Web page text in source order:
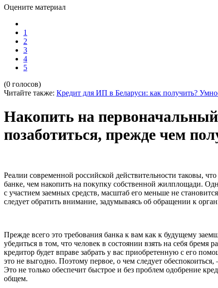
Оцените материал
1
2
3
4
5
(0 голосов)
Читайте также: Кредит для ИП в Беларуси: как получить?
Накопить на
позаботиться, прежде чем
Реалии современной российской действительности таковы,
банке, чем накопить на покупку собственной жилплощади.
с участием заемных средств, масштаб его меньше не
следует обратить внимание, задумываясь об обращении к
Прежде всего это требования банка к вам как к будущему
убедиться в том, что человек в состоянии взять на себя бремя
кредитор будет вправе забрать у вас приобретенную с его
это не выгодно. Поэтому первое, о чем следует
Это не только обеспечит быстрое и без проблем одобрение
общем.